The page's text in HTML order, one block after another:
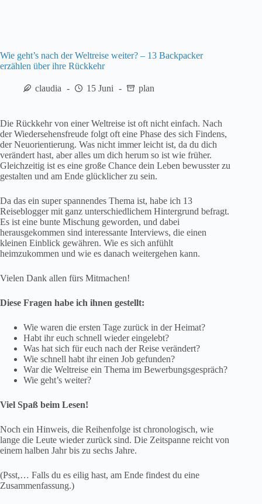
Wie geht’s nach der Weltreise weiter? – 13 Backpacker
erzählen über ihre Rückkehr
claudia 15 Juni plan
Die Rückkehr von einer Weltreise ist oft nicht einfach. Nach
der Wiedersehensfreude folgt oft eine Phase des sich Findens,
der Neuorientierung. Was nicht immer leicht ist, da du dich
verändert hast, aber alles um dich herum so ist wie früher.
Gleichzeitig ist es eine große Chance dein Leben bewusster zu
gestalten und am Ende glücklicher zu sein.
Da das ein super spannendes Thema ist, habe ich 13
Reiseblogger mit ganz unterschiedlichem Hintergrund befragt.
Es ist eine bunte Mischung geworden, und dabei
herausgekommen sind interessante Interviews, die einen
kleinen Einblick gewähren. Wie es sich anfühlt
heimzukommen und wie es danach weitergehen kann.
Vielen Dank allen fürs Mitmachen!
Diese Fragen habe ich ihnen gestellt:
Wie waren die ersten Tage zurück in der Heimat?
Habt ihr euch schnell wieder eingelebt?
Was hat sich für euch nach der Reise verändert?
Wie schnell habt ihr einen Job gefunden?
War die Weltreise ein Thema im Bewerbungsgespräch?
Wie geht’s weiter?
Viel Spaß beim Lesen!
Noch ein Hinweis, die Reihenfolge ist chronologisch, wie
lange die Leute wieder zurück sind. Die Zeitspanne reicht von
einem halben Jahr bis zu sechs Jahre.
(Psst,… Falls du es eilig hast, am Ende findest du eine
Zusammenfassung.)